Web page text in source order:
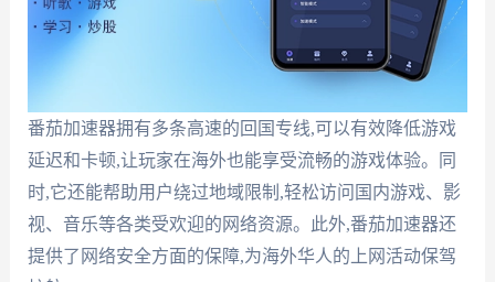
番茄加速器拥有多条高速的回国专线,可以有效降低游戏
延迟和卡顿,让玩家在海外也能享受流畅的游戏体验。同
时,它还能帮助用户绕过地域限制,轻松访问国内游戏、影
视、音乐等各类受欢迎的网络资源。此外,番茄加速器还
提供了网络安全方面的保障,为海外华人的上网活动保驾